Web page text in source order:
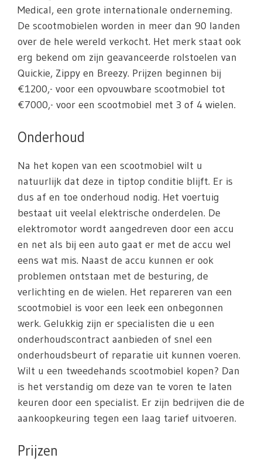
Medical, een grote internationale onderneming.
De scootmobielen worden in meer dan 90 landen
over de hele wereld verkocht. Het merk staat ook
erg bekend om zijn geavanceerde rolstoelen van
Quickie, Zippy en Breezy. Prijzen beginnen bij
€1200,- voor een opvouwbare scootmobiel tot
€7000,- voor een scootmobiel met 3 of 4 wielen.
Onderhoud
Na het kopen van een scootmobiel wilt u
natuurlijk dat deze in tiptop conditie blijft. Er is
dus af en toe onderhoud nodig. Het voertuig
bestaat uit veelal elektrische onderdelen. De
elektromotor wordt aangedreven door een accu
en net als bij een auto gaat er met de accu wel
eens wat mis. Naast de accu kunnen er ook
problemen ontstaan met de besturing, de
verlichting en de wielen. Het repareren van een
scootmobiel is voor een leek een onbegonnen
werk. Gelukkig zijn er specialisten die u een
onderhoudscontract aanbieden of snel een
onderhoudsbeurt of reparatie uit kunnen voeren.
Wilt u een tweedehands scootmobiel kopen? Dan
is het verstandig om deze van te voren te laten
keuren door een specialist. Er zijn bedrijven die de
aankoopkeuring tegen een laag tarief uitvoeren.
Prijzen